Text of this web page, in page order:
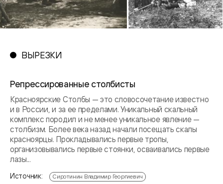
ВЫРЕЗКИ
Репрессированные столбисты
Красноярские Столбы — это словосочетание известно
и в России, и за ее пределами. Уникальный скальный
комплекс породил и не менее уникальное явление —
столбизм. Более века назад начали посещать скалы
красноярцы. Прокладывались первые тропы,
организовывались первые стоянки, осваивались первые
лазы...
Источник: Сиротинин Владимир Георгиевич